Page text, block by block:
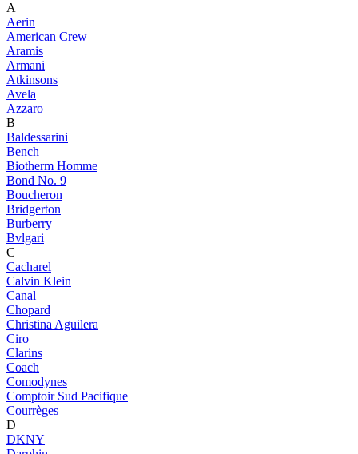
A
Aerin
American Crew
Aramis
Armani
Atkinsons
Avela
Azzaro
B
Baldessarini
Bench
Biotherm Homme
Bond No. 9
Boucheron
Bridgerton
Burberry
Bvlgari
C
Cacharel
Calvin Klein
Canal
Chopard
Christina Aguilera
Ciro
Clarins
Coach
Comodynes
Comptoir Sud Pacifique
Courrèges
D
DKNY